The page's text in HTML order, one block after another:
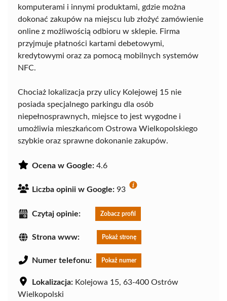
komputerami i innymi produktami, gdzie można
dokonać zakupów na miejscu lub złożyć zamówienie
online z możliwością odbioru w sklepie. Firma
przyjmuje płatności kartami debetowymi,
kredytowymi oraz za pomocą mobilnych systemów
NFC.
Chociaż lokalizacja przy ulicy Kolejowej 15 nie
posiada specjalnego parkingu dla osób
niepełnosprawnych, miejsce to jest wygodne i
umożliwia mieszkańcom Ostrowa Wielkopolskiego
szybkie oraz sprawne dokonanie zakupów.
Ocena w Google: 4.6
Liczba opinii w Google: 93
Czytaj opinie: Zobacz profil
Strona www: Pokaż stronę
Numer telefonu: Pokaż numer
Lokalizacja: Kolejowa 15, 63-400 Ostrów
Wielkopolski